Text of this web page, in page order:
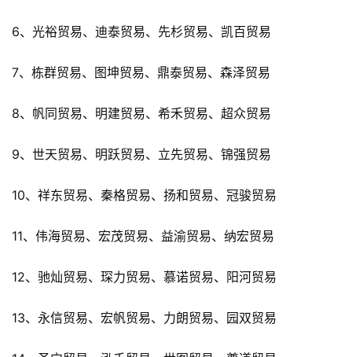
6、光裕贸易、迪泰贸易、先杉贸易、凯百贸易
7、栋群贸易、图坤贸易、鼎泰贸易、森泽贸易
8、帆同贸易、明建贸易、希禾贸易、超众贸易
9、世天贸易、明跃贸易、立先贸易、锦强贸易
10、祥东贸易、秦格贸易、扬和贸易、冠骏贸易
11、伟海贸易、宏茂贸易、益渝贸易、纳宏贸易
12、驰灿贸易、琛力贸易、慕诺贸易、阳河贸易
13、永信贸易、宏帆贸易、力朗贸易、园双贸易